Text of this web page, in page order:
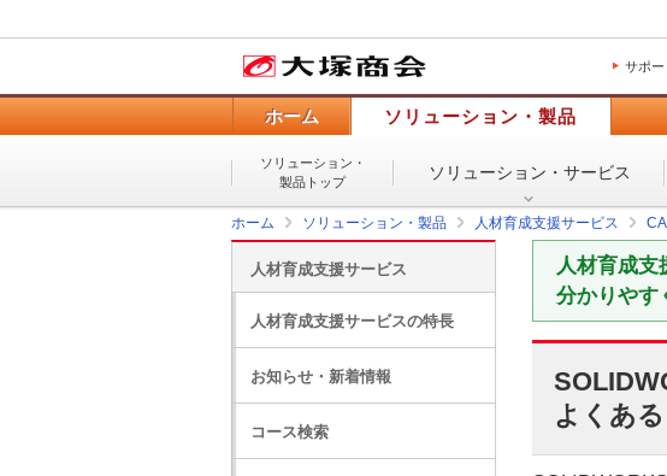
サポー
ホーム ソリューション・製品
ソリューション・
製品トップ
ソリューション・ サービス
ホーム ソリューション・製品 人材育成支援サービス
人材育成支
分かりやす
よくある
人材育成支援サービス
人材育成支援サービスの特長
お知らせ・新着情報
コース検索